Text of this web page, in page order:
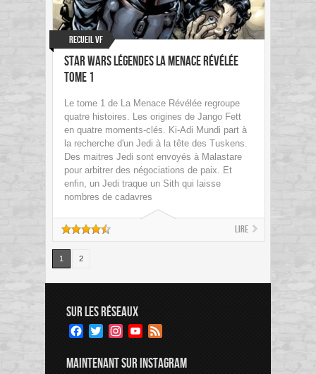
Recueil VF
Star Wars Légendes La Menace Révélée
Tome 1
Le tome 1 de La Menace Révélée regroupe
quatre histoires. Les origines de Jango Fett
en quatre moments-clés. Ki-Adi Mundi part à
la recherche d'un Jedi à la tête des Tuskens.
Des maitres Jedi sont envoyés à Malastare
pour arbitrer des négociations de paix. Et
enfin, un Jedi traque un Sith qui laisse
nombres de cadavres
Lire
1 2
SUR LES RÉSEAUX
Facebook
TwitterInstagramYouTube
MAINTENANT SUR INSTAGRAM